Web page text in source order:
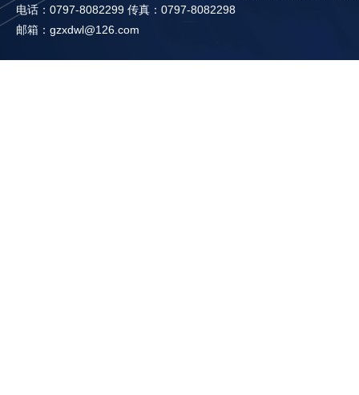
电话：0797-8082299 传真：0797-8082298
邮箱：gzxdwl@126.com